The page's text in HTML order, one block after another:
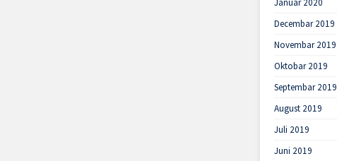
Januar 2020
Decembar 2019
Novembar 2019
Oktobar 2019
Septembar 2019
August 2019
Juli 2019
Juni 2019